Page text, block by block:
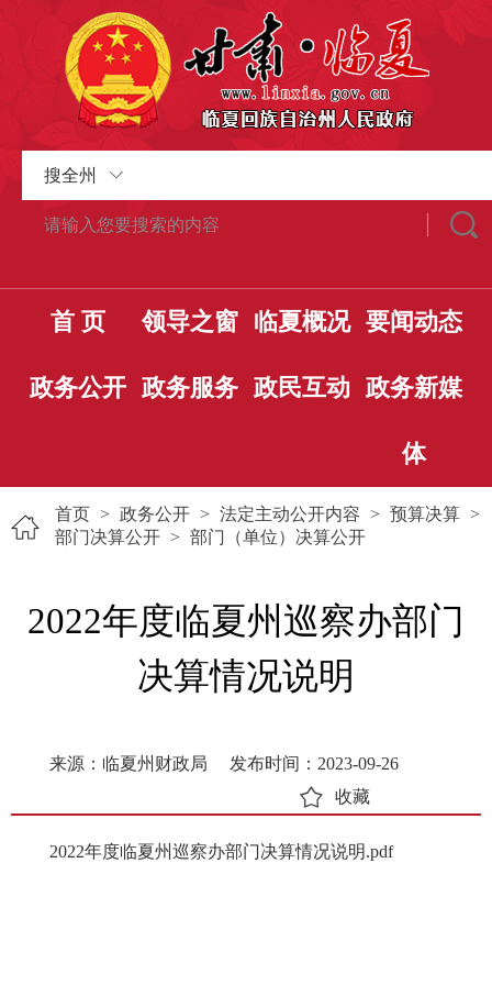
搜全州
首 页 领导之窗 临夏概况 要闻动态
政务公开 政务服务 政民互动 政务新媒
体
首页 > 政务公开 > 法定主动公开内容 > 预算决算 >
部门决算公开 > 部门（单位）决算公开
2022年度临夏州巡察办部门
决算情况说明
来源：临夏州财政局
发布时间：2023-09-26
收藏
2022年度临夏州巡察办部门决算情况说明.pdf